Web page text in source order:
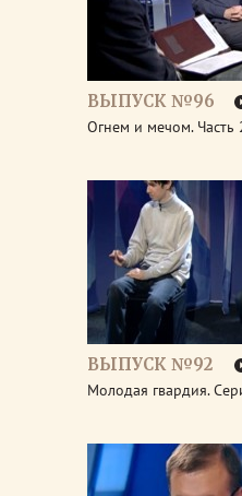
ВЫПУСК №96
Огнем и мечом. Часть
ВЫПУСК №92
Молодая гвардия.